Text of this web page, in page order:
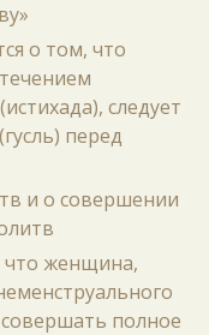
о том, что
следует
перед
и о совершении
что женщина,
полное